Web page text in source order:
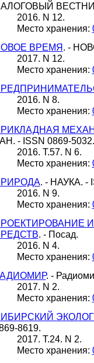
2016. N 12.
Место хранения:
ВРЕМЯ. -
2017. N 12.
Место хранения:
2016. N 8.
Место хранения:
- ISSN 0869-5032.
2016. Т.57. N 6.
Место хранения:
. - НАУКА. -
2016. N 9.
Место хранения:
. - Посад.
2016. N 4.
Место хранения:
. -
2017. N 2.
Место хранения:
8619.
2017. Т.24. N 2.
Место хранения: